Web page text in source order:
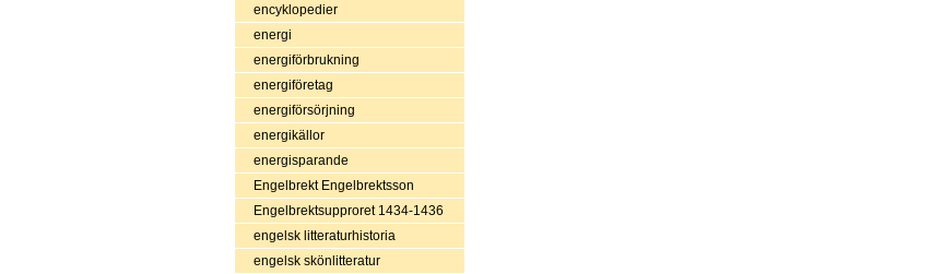
encyklopedier
energi
energiförbrukning
energiföretag
energiförsörjning
energikällor
energisparande
Engelbrekt Engelbrektsson
Engelbrektsupproret 1434-1436
engelsk litteraturhistoria
engelsk skönlitteratur